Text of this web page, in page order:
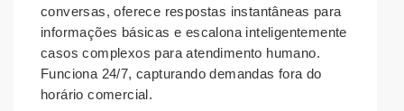
conversas, oferece respostas instantâneas para
informações básicas e escalona inteligentemente
casos complexos para atendimento humano.
Funciona 24/7, capturando demandas fora do
horário comercial.